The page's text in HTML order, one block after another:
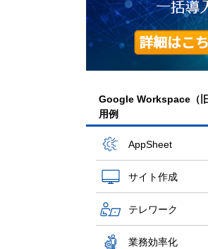
Google Workspace（
用例
AppSheet
サイト作成
テレワーク
業務効率化